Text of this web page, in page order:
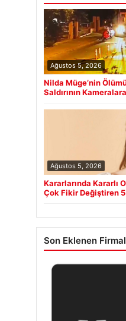
Ağustos 5, 2026
Nilda Müge’nin
Saldırının
Ağustos 5, 2026
Kararlarında Kararlı
Çok Fikir Değiştiren
Son Eklenen